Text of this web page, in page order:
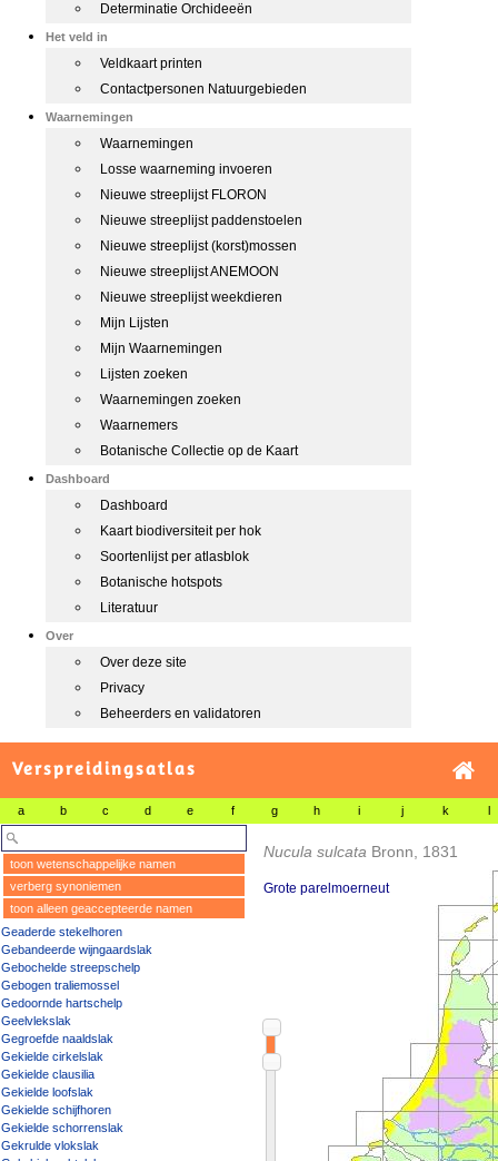
Determinatie Orchideeën
Het veld in
Veldkaart printen
Contactpersonen Natuurgebieden
Waarnemingen
Waarnemingen
Losse waarneming invoeren
Nieuwe streeplijst FLORON
Nieuwe streeplijst paddenstoelen
Nieuwe streeplijst (korst)mossen
Nieuwe streeplijst ANEMOON
Nieuwe streeplijst weekdieren
Mijn Lijsten
Mijn Waarnemingen
Lijsten zoeken
Waarnemingen zoeken
Waarnemers
Botanische Collectie op de Kaart
Dashboard
Dashboard
Kaart biodiversiteit per hok
Soortenlijst per atlasblok
Botanische hotspots
Literatuur
Over
Over deze site
Privacy
Beheerders en validatoren
Verspreidingsatlas
a b c d e f g h i j k l
toon wetenschappelijke namen
verberg synoniemen
toon alleen geaccepteerde namen
Geaderde stekelhoren
Gebandeerde wijngaardslak
Gebochelde streepschelp
Gebogen traliemossel
Gedoornde hartschelp
Geelvlekslak
Gegroefde naaldslak
Gekielde cirkelslak
Gekielde clausilia
Gekielde loofslak
Gekielde schijfhoren
Gekielde schorrenslak
Gekrulde vlokslak
Nucula sulcata Bronn, 1831
Grote parelmoerneut